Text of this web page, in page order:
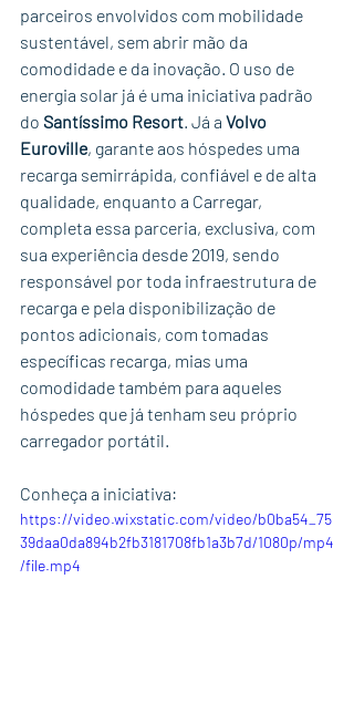
parceiros envolvidos com mobilidade
sustentável, sem abrir mão da
comodidade e da inovação. O uso de
energia solar já é uma iniciativa padrão
do Santíssimo Resort. Já a Volvo
Euroville, garante aos hóspedes uma
recarga semirrápida, confiável e de alta
qualidade, enquanto a Carregar,
completa essa parceria, exclusiva, com
sua experiência desde 2019, sendo
responsável por toda infraestrutura de
recarga e pela disponibilização de
pontos adicionais, com tomadas
específicas recarga, mias uma
comodidade também para aqueles
hóspedes que já tenham seu próprio
carregador portátil.
Conheça a iniciativa:
https://video.wixstatic.com/video/b0ba54_75
39daa0da894b2fb3181708fb1a3b7d/1080p/mp4
/file.mp4